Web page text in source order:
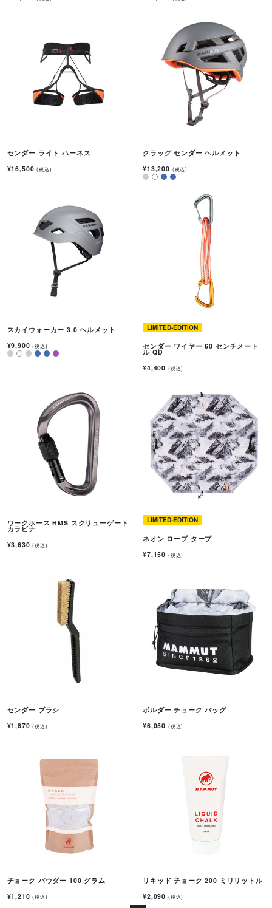
センダー ライト ハーネス
¥16,500(税込)
クラッグ センダー ヘルメット
¥13,200 (税込)
スカイウォーカー 3.0 ヘルメット
¥9,900(税込)
LIMITED-EDITION
センダー ワイヤー 60 センチメート
ル QD
¥4,400 (税込)
ワークホース HMS スクリューゲート
カラビナ
¥3,630(税込)
LIMITED-EDITION
ネオン ロープ タープ
¥7,150 (税込)
センダー ブラシ
¥1,870(税込)
ボルダー チョーク バッグ
¥6,050 (税込)
チョーク パウダー 100 グラム
¥1,210(税込)
リキッド チョーク 200 ミリリットル
¥2,090 (税込)